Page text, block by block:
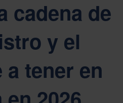
cadena de
y el
a tener en